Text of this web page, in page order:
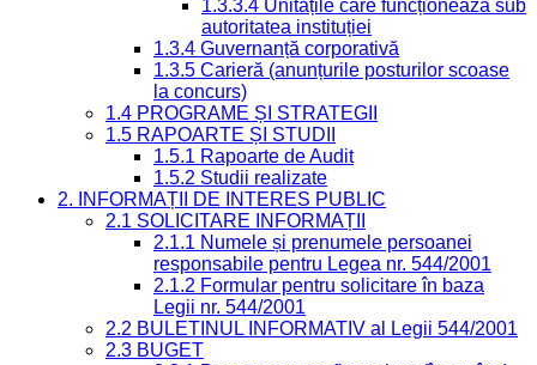
1.3.3.4 Unitățile care funcționează sub
autoritatea instituției
1.3.4 Guvernanță corporativă
1.3.5 Carieră (anunțurile posturilor scoase
la concurs)
1.4 PROGRAME ȘI STRATEGII
1.5 RAPOARTE ȘI STUDII
1.5.1 Rapoarte de Audit
1.5.2 Studii realizate
2. INFORMAȚII DE INTERES PUBLIC
2.1 SOLICITARE INFORMAȚII
2.1.1 Numele și prenumele persoanei
responsabile pentru Legea nr. 544/2001
2.1.2 Formular pentru solicitare în baza
Legii nr. 544/2001
2.2 BULETINUL INFORMATIV al Legii 544/2001
2.3 BUGET